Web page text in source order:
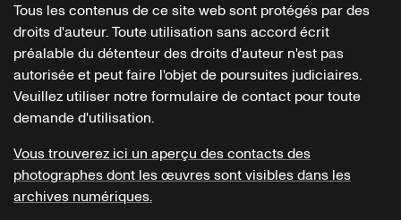
Tous les contenus de ce site web sont protégés par des
droits d'auteur. Toute utilisation sans accord écrit
préalable du détenteur des droits d'auteur n'est pas
autorisée et peut faire l'objet de poursuites judiciaires.
Veuillez utiliser notre formulaire de contact pour toute
demande d'utilisation.
Vous trouverez ici un aperçu des contacts des
photographes dont les œuvres sont visibles dans les
archives numériques.